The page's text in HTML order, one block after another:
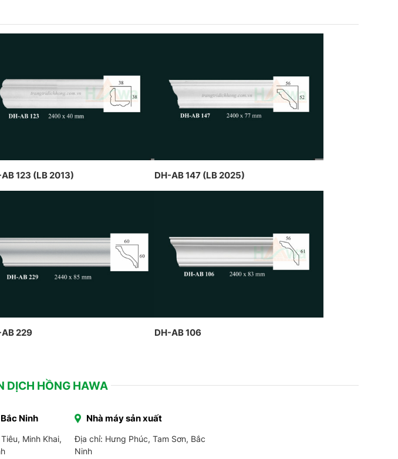
123 (LB 2013) DH-AB 147 (LB 2025)
229 DH-AB 106
DỊCH HỒNG HAWA
Ninh
Minh Khai,
Nhà máy sản xuất
Địa chỉ: Hưng Phúc, Tam Sơn, Bắc
Ninh